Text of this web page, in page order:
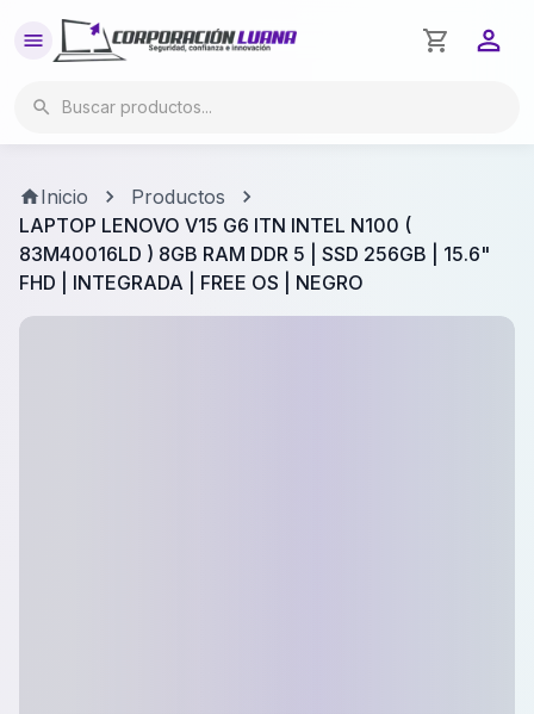
Inicio
Productos
LAPTOP LENOVO V15 G6 ITN INTEL N100 (
83M40016LD ) 8GB RAM DDR 5 | SSD 256GB | 15.6"
FHD | INTEGRADA | FREE OS | NEGRO